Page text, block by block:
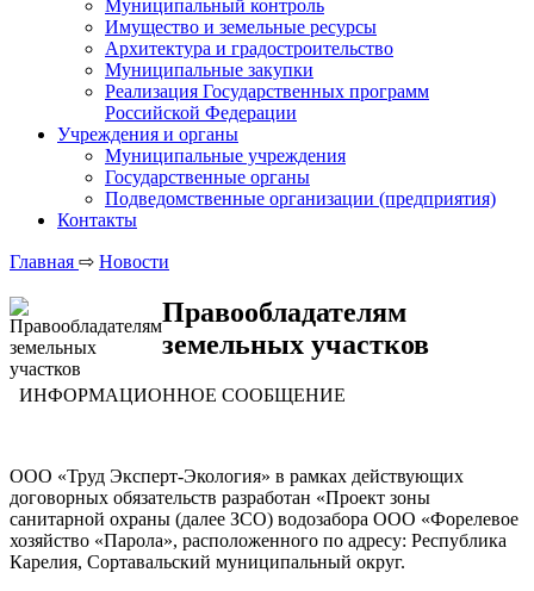
Муниципальный контроль
Имущество и земельные ресурсы
Архитектура и градостроительство
Муниципальные закупки
Реализация Государственных программ
Российской Федерации
Учреждения и органы
Муниципальные учреждения
Государственные органы
Подведомственные организации (предприятия)
Контакты
Главная ⇨ Новости
Правообладателям
земельных участков
ИНФОРМАЦИОННОЕ СООБЩЕНИЕ
ООО «Труд Эксперт-Экология» в рамках действующих
договорных обязательств разработан «Проект зоны
санитарной охраны (далее ЗСО) водозабора ООО «Форелевое
хозяйство «Парола», расположенного по адресу: Республика
Карелия, Сортавальский муниципальный округ.